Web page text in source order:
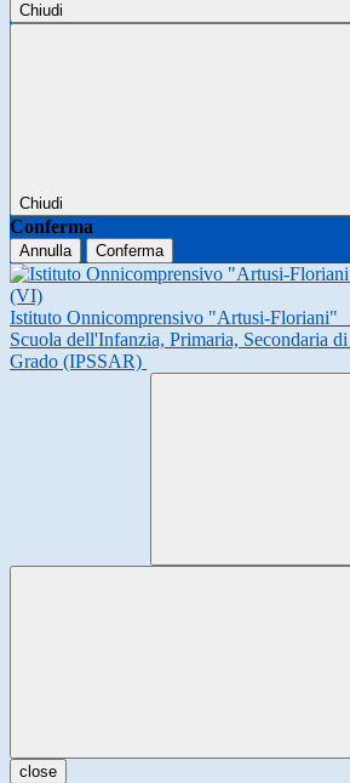
Chiudi
Chiudi
Conferma
Annulla Conferma
Istituto Onnicomprensivo "Artusi-Floriani"
Scuola dell'Infanzia, Primaria, Secondaria
Grado (IPSSAR)
close